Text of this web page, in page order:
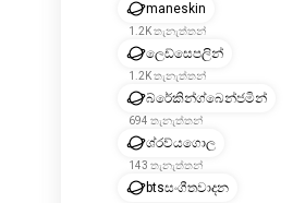
maneskin
1.2K තැනැත්තන්
ලෙඩ්සෙපලින්
1.2K තැනැත්තන්
බ්රේකින්ග්බෙන්ජමින්
694 තැනැත්තන්
ශ්රව්යගොල
143 තැනැත්තන්
btsසංගීතවාදන